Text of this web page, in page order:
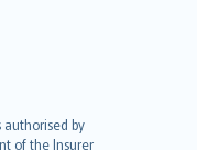
authorised by
of the Insurer